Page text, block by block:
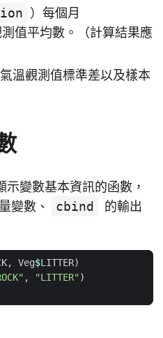
）每個月
值平均數。（計算結果應
溫觀測值標準差以及樣本
示變數基本資訊的函數，
變數、
cbind
的輸出
, Veg$LITTER)
, "LITTER")